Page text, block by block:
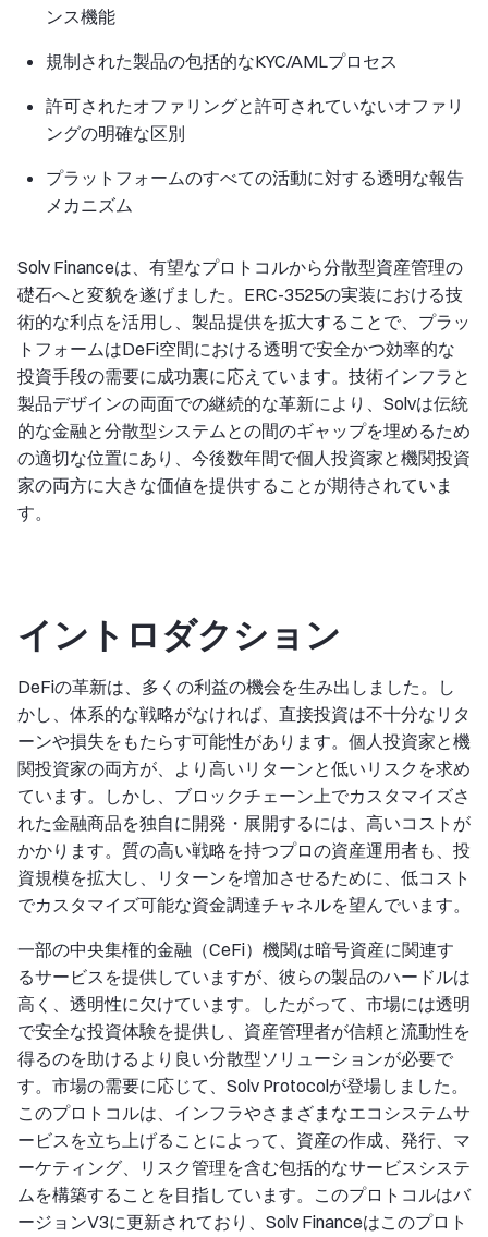
ンス機能
規制された製品の包括的なKYC/AMLプロセス
許可されたオファリングと許可されていないオファリ
ングの明確な区別
プラットフォームのすべての活動に対する透明な報告
メカニズム
Solv Financeは、有望なプロトコルから分散型資産管理の
礎石へと変貌を遂げました。ERC-3525の実装における技
術的な利点を活用し、製品提供を拡大することで、プラッ
トフォームはDeFi空間における透明で安全かつ効率的な
投資手段の需要に成功裏に応えています。技術インフラと
製品デザインの両面での継続的な革新により、Solvは伝統
的な金融と分散型システムとの間のギャップを埋めるため
の適切な位置にあり、今後数年間で個人投資家と機関投資
家の両方に大きな価値を提供することが期待されていま
す。
イントロダクション
DeFiの革新は、多くの利益の機会を生み出しました。し
かし、体系的な戦略がなければ、直接投資は不十分なリタ
ーンや損失をもたらす可能性があります。個人投資家と機
関投資家の両方が、より高いリターンと低いリスクを求め
ています。しかし、ブロックチェーン上でカスタマイズさ
れた金融商品を独自に開発・展開するには、高いコストが
かかります。質の高い戦略を持つプロの資産運用者も、投
資規模を拡大し、リターンを増加させるために、低コスト
でカスタマイズ可能な資金調達チャネルを望んでいます。
一部の中央集権的金融（CeFi）機関は暗号資産に関連す
るサービスを提供していますが、彼らの製品のハードルは
高く、透明性に欠けています。したがって、市場には透明
で安全な投資体験を提供し、資産管理者が信頼と流動性を
得るのを助けるより良い分散型ソリューションが必要で
す。市場の需要に応じて、Solv Protocolが登場しました。
このプロトコルは、インフラやさまざまなエコシステムサ
ービスを立ち上げることによって、資産の作成、発行、マ
ーケティング、リスク管理を含む包括的なサービスシステ
ムを構築することを目指しています。このプロトコルはバ
ージョンV3に更新されており、Solv Financeはこのプロト